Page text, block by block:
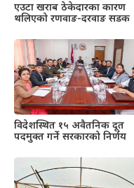
एउटा खराब ठेकेदारका कारण
थलिएको रणवाङ-दरवाङ सडक
विदेशस्थित १५ अवैतनिक दूत
पदमुक्त गर्ने सरकारको निर्णय